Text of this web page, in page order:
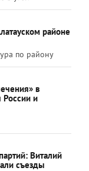
районе
по району
в
России и
Виталий
съезды